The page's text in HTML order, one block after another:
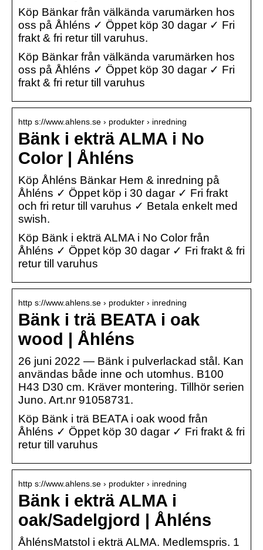
Köp Bänkar från välkända varumärken hos
oss på Åhléns ✓ Öppet köp 30 dagar ✓ Fri
frakt & fri retur till varuhus.
Köp Bänkar från välkända varumärken hos
oss på Åhléns ✓ Öppet köp 30 dagar ✓ Fri
frakt & fri retur till varuhus
http s://www.ahlens.se › produkter › inredning
Bänk i ekträ ALMA i No
Color | Åhléns
Köp Åhléns Bänkar Hem & inredning på
Åhléns ✓ Öppet köp i 30 dagar ✓ Fri frakt
och fri retur till varuhus ✓ Betala enkelt med
swish.
Köp Bänk i ekträ ALMA i No Color från
Åhléns ✓ Öppet köp 30 dagar ✓ Fri frakt & fri
retur till varuhus
http s://www.ahlens.se › produkter › inredning
Bänk i trä BEATA i oak
wood | Åhléns
26 juni 2022 — Bänk i pulverlackad stål. Kan
användas både inne och utomhus. B100
H43 D30 cm. Kräver montering. Tillhör serien
Juno. Art.nr 91058731.
Köp Bänk i trä BEATA i oak wood från
Åhléns ✓ Öppet köp 30 dagar ✓ Fri frakt & fri
retur till varuhus
http s://www.ahlens.se › produkter › inredning
Bänk i ekträ ALMA i
oak/Sadelgjord | Åhléns
ÅhlénsMatstol i ekträ ALMA. Medlemspris. 1